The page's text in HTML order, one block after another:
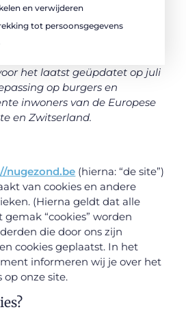
het laatst geüpdatet op juli
op burgers en
inwoners van de Europese
en Zwitserland.
nugezond.be (hierna: “de site”)
van cookies en andere
(Hierna geldt dat alle
“cookies” worden
die door ons zijn
cookies geplaatst. In het
informeren wij je over het
op onze site.
en verwijderen
tot persoonsgegevens